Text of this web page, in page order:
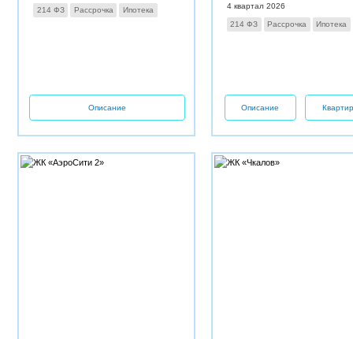
214 ФЗ Рассрочка Ипотека
Описание
4 квартал 2026
214 ФЗ Рассрочка Ипотека
Описание